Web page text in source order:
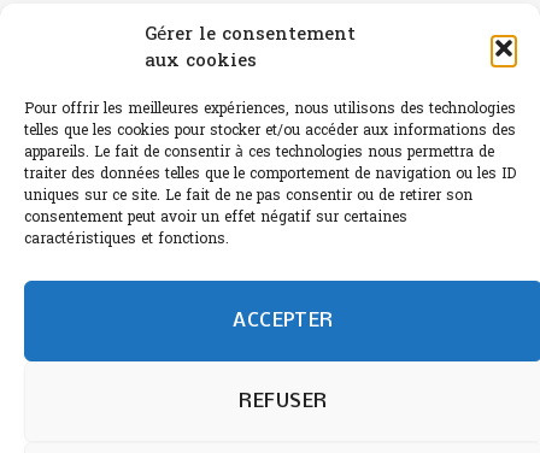
Gérer le consentement
aux cookies
Pour offrir les meilleures expériences, nous utilisons des technologies
telles que les cookies pour stocker et/ou accéder aux informations des
appareils. Le fait de consentir à ces technologies nous permettra de
traiter des données telles que le comportement de navigation ou les ID
uniques sur ce site. Le fait de ne pas consentir ou de retirer son
consentement peut avoir un effet négatif sur certaines
caractéristiques et fonctions.
ACCEPTER
REFUSER
Sélection de rosés 2026
L'abus d'alcool est dangereux pour la santé.
©paris-bistro 2026 Paris-bistro.com est une publication 100%
mail: contact@paris-bistro.com